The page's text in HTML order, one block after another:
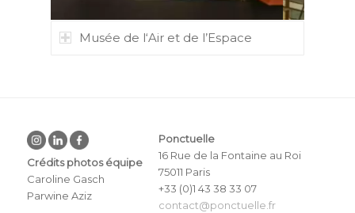
Musée de l‘Air et de l’Espace
Crédits photos équipe
Caroline Gasch
Parwine Aziz
Ponctuelle
16 Rue de la Fontaine au Roi
75011 Paris
+33 (0)1 43 38 33 07
contact@ponctuelle.fr